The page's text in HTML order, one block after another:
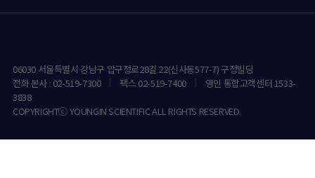
06030 서울특별시 강남구 압구정로28길 22(신사동577-7) 구정빌딩
전화 본사 : 02-519-7300
팩스 02-519-7400
영인 통합고객센터 1533-
3838
COPYRIGHTⓒ YOUNGIN SCIENTIFIC ALL RIGHTS RESERVED.